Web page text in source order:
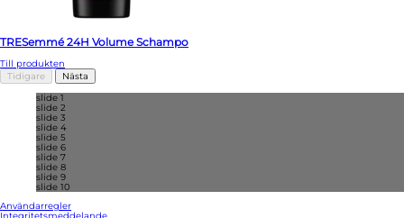
TRESemmé 24H Volume Schampo
Till produkten
Tidigare
Nästa
slide 1
slide 2
slide 3
slide 4
slide 5
slide 6
slide 7
slide 8
slide 9
slide 10
Användarregler